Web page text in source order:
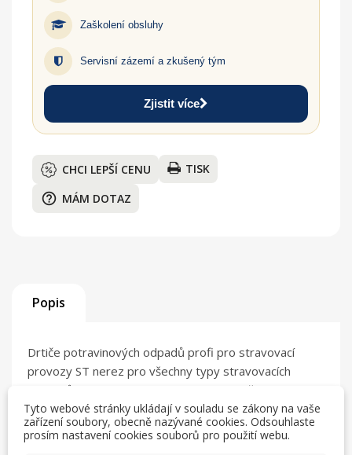
Zaškolení obsluhy
Servisní zázemí a zkušený tým
Zjistit více
CHCI LEPŠÍ CENU TISK
help_outline MÁM DOTAZ
Popis
Drtiče potravinových odpadů profi pro stravovací
provozy ST nerez pro všechny typy stravovacích
provozů hotely, restaurace, nemocnice až
velkokuchyně
Drtič rozemele potravinový odpad v proudu vody a
jeho mikročástečky v tekuté formě odplynou do
Tyto webové stránky ukládají v souladu se zákony na vaše
zařízení soubory, obecně nazývané cookies. Odsouhlaste
prosím nastavení cookies souborů pro použití webu.